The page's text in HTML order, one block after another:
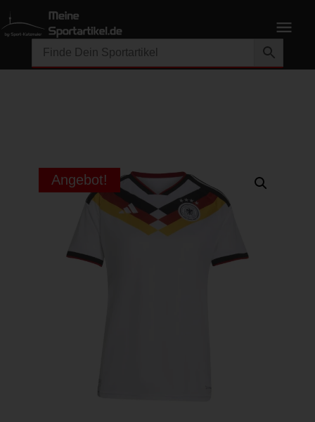
Angebot!